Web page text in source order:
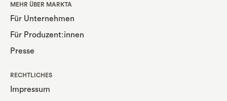
MEHR ÜBER MARKTA
Für Unternehmen
Für Produzent:innen
Presse
RECHTLICHES
Impressum